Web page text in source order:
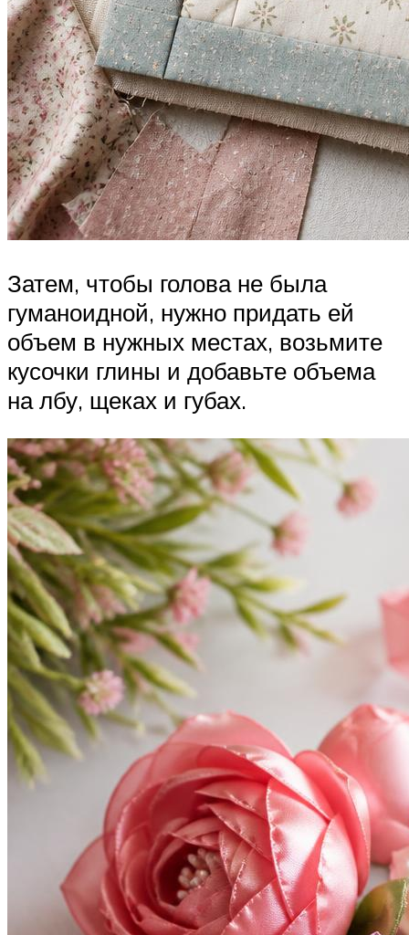
Затем, чтобы голова не была
гуманоидной, нужно придать ей
объем в нужных местах, возьмите
кусочки глины и добавьте объема
на лбу, щеках и губах.